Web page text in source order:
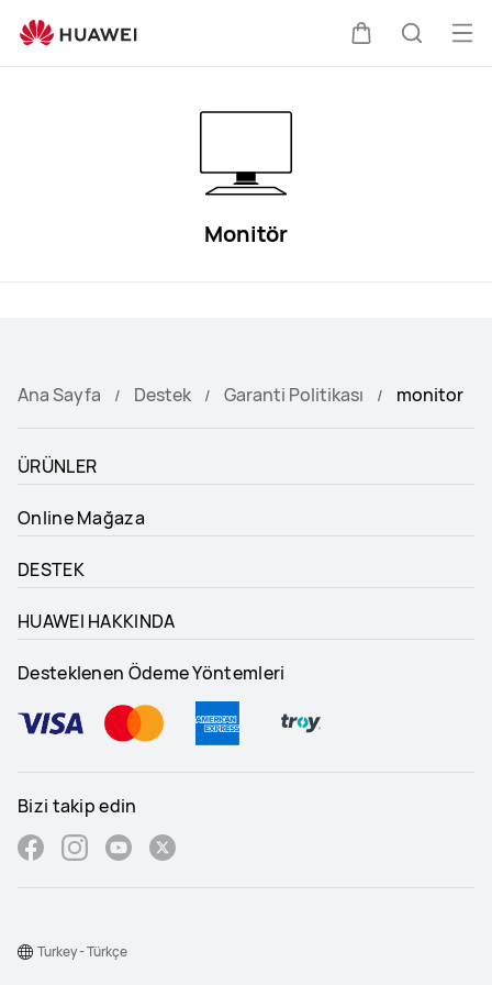
Destek
Monitör
Ana Sayfa Destek Garanti Politikası monitor
ÜRÜNLER
Online Mağaza
DESTEK
HUAWEI HAKKINDA
Desteklenen Ödeme Yöntemleri
Bizi takip edin
Turkey - Türkçe